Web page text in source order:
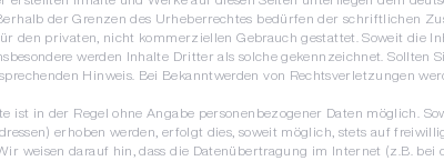
der Grenzen des Urheberrechtes bedürfen der schriftlichen
den privaten, nicht kommerziellen Gebrauch gestattet. Soweit die
werden Inhalte Dritter als solche gekennzeichnet. Sollten
Hinweis. Bei Bekanntwerden von Rechtsverletzungen
ist in der Regel ohne Angabe personenbezogener Daten möglich.
erhoben werden, erfolgt dies, soweit möglich, stets auf
weisen darauf hin, dass die Datenübertragung im Internet (z.B.